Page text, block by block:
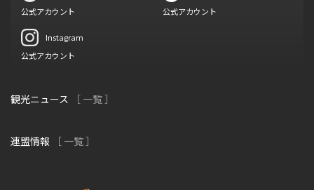
公式アカウント
公式アカウント
Instagram
公式アカウント
観光ニュース ［ 一覧 ］
連盟情報 ［ 一覧 ］